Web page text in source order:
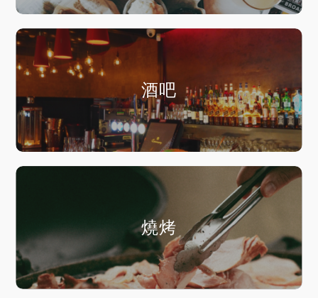
酒吧
燒烤